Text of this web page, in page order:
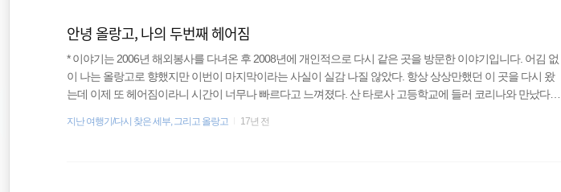
안녕 올랑고, 나의 두번째 헤어짐
* 이야기는 2006년 해외봉사를 다녀온 후 2008년에 개인적으로 다시 같은 곳을 방문한 이야기입니다. 어김 없
이 나는 올랑고로 향했지만 이번이 마지막이라는 사실이 실감 나질 않았다. 항상 상상만했던 이 곳을 다시 왔
는데 이제 또 헤어짐이라니 시간이 너무나 빠르다고 느껴졌다. 산 타로사 고등학교에 들러 코리나와 만났다.
마중나오고 싶어했는데 수업때문에 못 가게되었다며 미안하다는 말을 했다. 내가 필리핀에서 체류한 기간은
지난 여행기/다시 찾은 세부, 그리고 올랑고 17년 전